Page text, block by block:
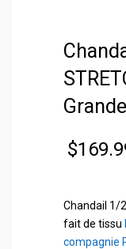
$
Chandail 1/
fait de tissu
compagnie